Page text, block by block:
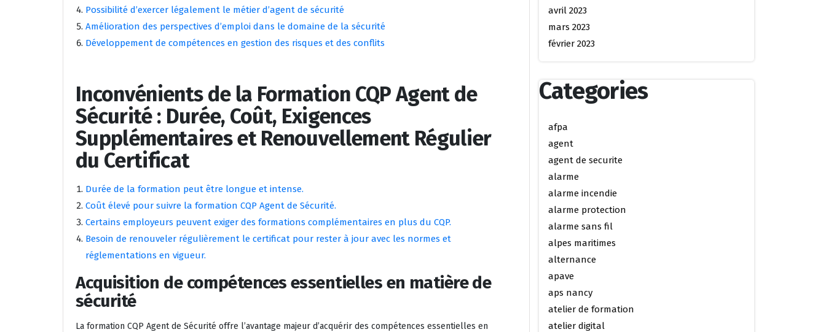
Possibilité d’exercer légalement le métier d’agent de sécurité
Amélioration des perspectives d’emploi dans le domaine de la sécurité
Développement de compétences en gestion des risques et des conflits
Inconvénients de la Formation CQP Agent de
Sécurité : Durée, Coût, Exigences
Supplémentaires et Renouvellement Régulier
du Certificat
Durée de la formation peut être longue et intense.
Coût élevé pour suivre la formation CQP Agent de Sécurité.
Certains employeurs peuvent exiger des formations complémentaires en plus du CQP.
Besoin de renouveler régulièrement le certificat pour rester à jour avec les normes et
réglementations en vigueur.
Acquisition de compétences essentielles en matière de
sécurité
La formation CQP Agent de Sécurité offre l’avantage majeur d’acquérir des compétences essentielles en
avril 2023
mars 2023
février 2023
Categories
afpa
agent
agent de securite
alarme
alarme incendie
alarme protection
alarme sans fil
alpes maritimes
alternance
apave
aps nancy
atelier de formation
atelier digital